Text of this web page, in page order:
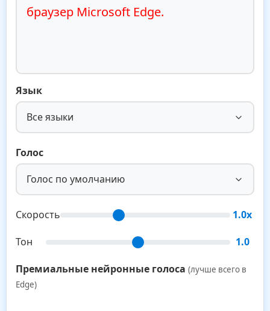
браузер Microsoft Edge.
Язык
Все языки
Голос
Голос по умолчанию
Скорость 1.0x
Тон 1.0
Премиальные нейронные голоса (лучше всего в
Edge)